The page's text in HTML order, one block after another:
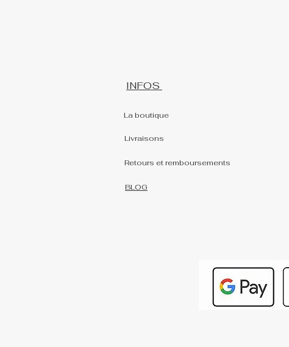
INFOS
La boutique
Livraisons
Retours et remboursements
BLOG